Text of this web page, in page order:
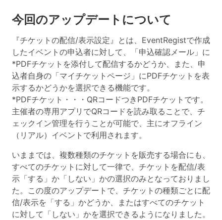
今回のアップデートについて
『チケットの配信/表示設定』とは、EventRegistで作成
したイベントの申込者に対して、「申込確認メール」に
*PDFチケットを添付して配信するかどうか、また、申
込者自身の「マイチケットページ」にPDFチケットを表
示するかどうかを選択できる機能です。
*PDFチケット・・・QRコードつきPDFチケットです。
主催者の専用アプリでQRコードを読み取ることで、チ
ェックイン管理を行うことが可能で、主にオフライン
（リアル）イベントで利用されます。
いままでは、複数種類のチケットを販売する場合にも、
すべてのチケットに対して一律で、チケットを配信/表
示「する」か「しない」かの選択のみとなっておりまし
た。この度のアップデートで、チケットの種類ごとに配
信/表示を「する」かどうか、またはすべてのチケット
に対して「しない」かを選択できるようになりました。